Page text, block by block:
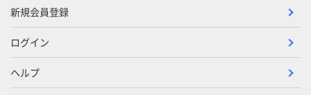
新規会員登録
ログイン
ヘルプ